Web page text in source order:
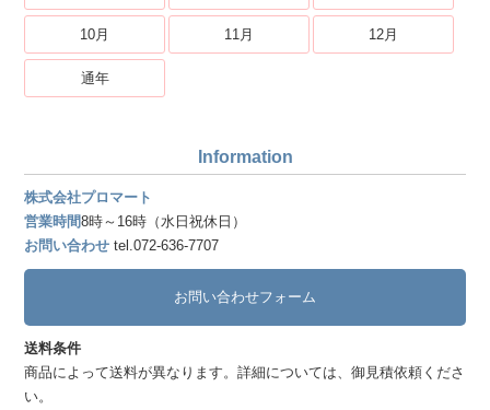
10月 11月 12月
通年
Information
株式会社プロマート
営業時間8時～16時（水日祝休日）
お問い合わせ tel.072-636-7707
お問い合わせフォーム
送料条件
商品によって送料が異なります。詳細については、御見積依頼くださ
い。